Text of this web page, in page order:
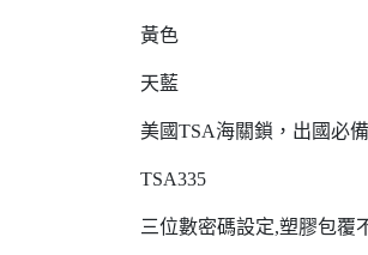
黃色
天藍
美國TSA海關鎖，出國必備
TSA335
三位數密碼設定,塑膠包覆